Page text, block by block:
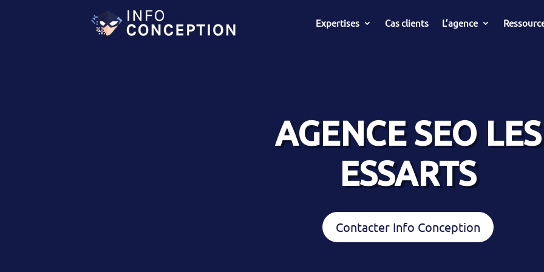
Expertises Cas clients L’agence
AGENCE SEO LES
ESSARTS
Contacter Info Conception